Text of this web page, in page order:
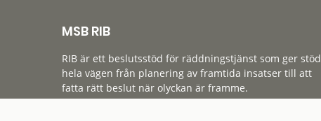
MSB RIB
RIB är ett beslutsstöd för räddningstjänst som ger stöd
hela vägen från planering av framtida insatser till att
fatta rätt beslut när olyckan är framme.